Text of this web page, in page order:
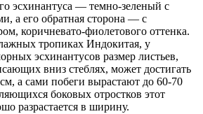
эсхинантуса — темно-зеленый с
а его обратная сторона — с
коричневато-фиолетового оттенка.
тропиках Индокитая, у
эсхинантусов размер листьев,
вниз стеблях, может достигать
а сами побеги вырастают до 60-70
боковых отростков этот
разрастается в ширину.